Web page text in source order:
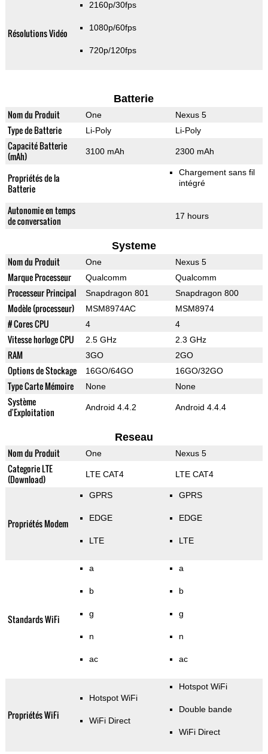
Résolutions Vidéo
2160p/30fps
1080p/60fps
720p/120fps
Batterie
Nom du Produit One Nexus 5
Type de Batterie Li-Poly Li-Poly
Capacité Batterie
(mAh)
3100 mAh 2300 mAh
Propriétés de la
Batterie
Chargement sans fil
intégré
Autonomie en temps
de conversation
17 hours
Systeme
Nom du Produit One Nexus 5
Marque Processeur Qualcomm Qualcomm
Processeur Principal Snapdragon 801 Snapdragon 800
Modèle (processeur) MSM8974AC MSM8974
# Cores CPU 4 4
Vitesse horloge CPU 2.5 GHz 2.3 GHz
RAM 3GO 2GO
Options de Stockage 16GO/64GO 16GO/32GO
Type Carte Mémoire None None
Système
d'Exploitation
Android 4.4.2 Android 4.4.4
Reseau
Nom du Produit One Nexus 5
Categorie LTE
(Download)
LTE CAT4 LTE CAT4
Propriétés Modem
GPRS
EDGE
LTE
GPRS
EDGE
LTE
Standards WiFi
a
b
g
n
ac
a
b
g
n
ac
Propriétés WiFi
Hotspot WiFi
WiFi Direct
Hotspot WiFi
Double bande
WiFi Direct